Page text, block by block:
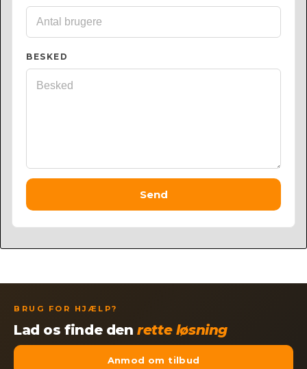
BESKED
Send
BRUG FOR HJÆLP?
Lad os finde denrette løsning
Anmod om tilbud